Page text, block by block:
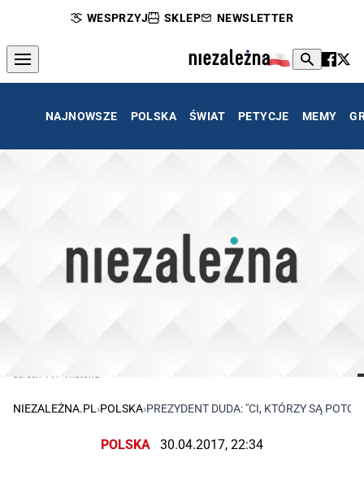
WESPRZYJ SKLEP NEWSLETTER
NAJNOWSZE POLSKA ŚWIAT PETYCJE MEMY
NIEZALEŻNA.PL ›POLSKA›PREZYDENT DUDA: "CI, KTÓRZY SĄ
POLSKA 30.04.2017, 22:34